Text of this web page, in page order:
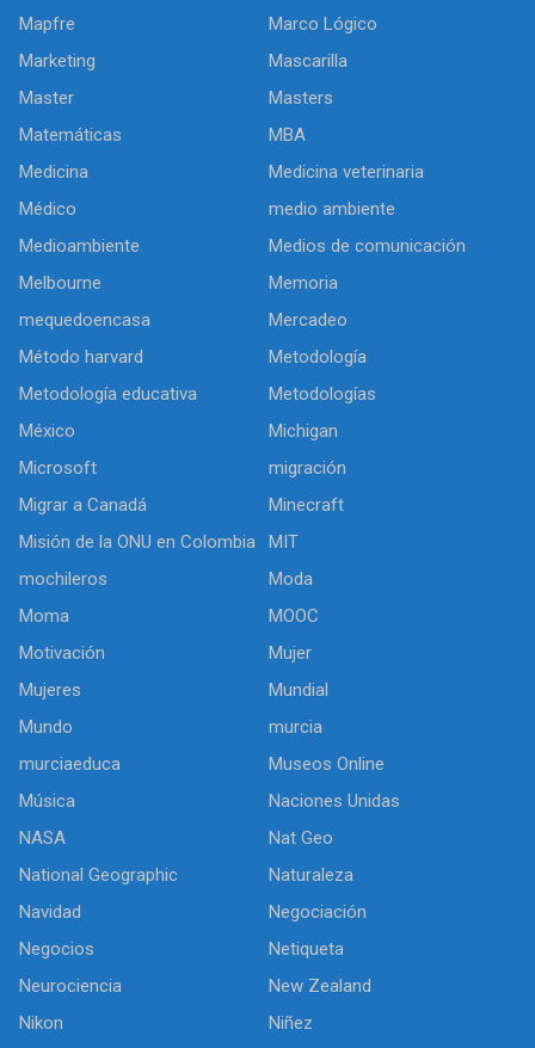
Mapfre
Marco Lógico
Marketing
Mascarilla
Master
Masters
Matemáticas
MBA
Medicina
Medicina veterinaria
Médico
medio ambiente
Medioambiente
Medios de comunicación
Melbourne
Memoria
mequedoencasa
Mercadeo
Método harvard
Metodología
Metodología educativa
Metodologías
México
Michigan
Microsoft
migración
Migrar a Canadá
Minecraft
Misión de la ONU en Colombia
MIT
mochileros
Moda
Moma
MOOC
Motivación
Mujer
Mujeres
Mundial
Mundo
murcia
murciaeduca
Museos Online
Música
Naciones Unidas
NASA
Nat Geo
National Geographic
Naturaleza
Navidad
Negociación
Negocios
Netiqueta
Neurociencia
New Zealand
Nikon
Niñez